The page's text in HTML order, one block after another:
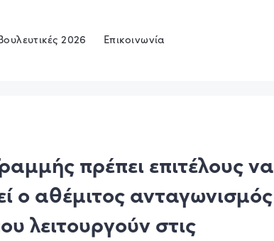
2026 Επικοινωνία
πρέπει επιτέλους να
ο αθέμιτος ανταγωνισμός
λειτουργούν στις